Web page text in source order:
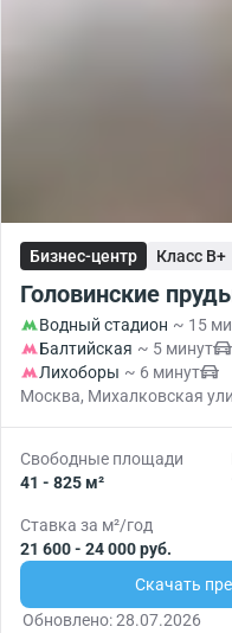
Бизнес-центр Класс B+
Головинские
Водный стадион ~ 15
Балтийская ~ 5 минут
Лихоборы ~ 6 минут
Москва, Михалковская
Свободные площади
41 - 825 м²
Ставка за м²/год
21 600 - 24 000 руб.
Скачать
Обновлено: 28.07.2026